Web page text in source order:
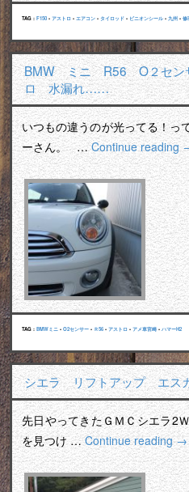
TAG : F150 • アストロ • エアコン • タイロッド • ピニオンシール • 九州 • 修
BMW ミニ R56 O２セ
ロ 水漏れ……
いつもの違うのが光ってる！っ
ーさん。 …Continue reading
TAG : BMWミニ • O2センサー • Ｒ56 • アストロ • アメ車宮崎 • ハマーH2
シエラ リフトアップ エ
先日やってきたＧＭＣシエラ2
を見つけ …Continue reading→